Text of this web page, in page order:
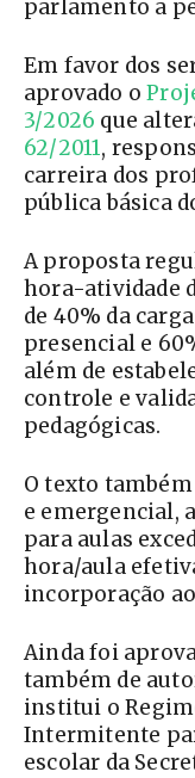
parlamento a
Em favor dos
aprovado o
3/2026 que
62/2011,
carreira dos
pública básica
A proposta
hora-atividade
de 40% da
presencial e
além de
controle e
pedagógicas.
O texto
e emergencial,
para aulas
hora/aula
incorporação
Ainda foi
também de
institui o
Intermitente
escolar da